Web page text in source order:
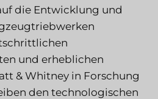
die Entwicklung und
und erheblichen
& Whitney in Forschung
den technologischen